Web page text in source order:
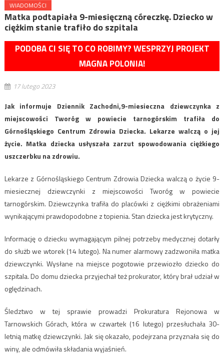
WIADOMOŚCI
Matka podtapiała 9-miesięczną córeczkę. Dziecko w
ciężkim stanie trafiło do szpitala
PODOBA CI SIĘ TO CO ROBIMY? WESPRZYJ PROJEKT
MAGNA POLONIA!
17 lutego 2023
Jak informuje Dziennik Zachodni,9-miesieczna dziewczynka z
miejscowości Tworóg w powiecie tarnogórskim trafiła do
Górnośląskiego Centrum Zdrowia Dziecka. Lekarze walczą o jej
życie. Matka dziecka usłyszała zarzut spowodowania ciężkiego
uszczerbku na zdrowiu.
Lekarze z Górnośląskiego Centrum Zdrowia Dziecka walczą o życie 9-
miesiecznej dziewczynki z miejscowości Tworóg w powiecie
tarnogórskim. Dziewczynka trafiła do placówki z ciężkimi obrażeniami
wynikającymi prawdopodobne z topienia. Stan dziecka jest krytyczny.
Informację o dziecku wymagającym pilnej potrzeby medycznej dotarły
do służb we wtorek (14 lutego). Na numer alarmowy zadzwoniła matka
dziewczynki. Wysłane na miejsce pogotowie przewiozło dziecko do
szpitala. Do domu dziecka przyjechał też prokurator, który brał udział w
oględzinach.
Śledztwo w tej sprawie prowadzi Prokuratura Rejonowa w
Tarnowskich Górach, która w czwartek (16 lutego) przesłuchała 30-
letnią matkę dziewczynki. Jak się okazało, podejrzana przyznała się do
winy, ale odmówiła składania wyjaśnień.